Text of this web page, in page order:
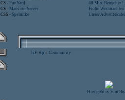
CS - FunYard
40 Mio. Beuscher
CS - Mansion Server
Frohe
CSS - Spelunke Unser
IsF-Hp > Community
Hier geht es zum